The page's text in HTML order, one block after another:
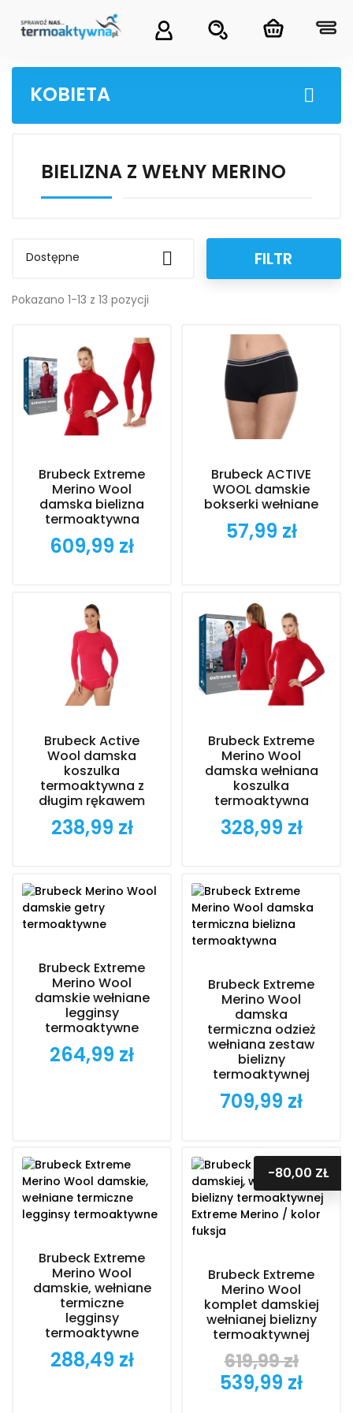
KOBIETA 
BIELIZNA Z WEŁNY MERINO
Dostępne  FILTR
Pokazano 1-13 z 13 pozycji
Brubeck Extreme
Merino Wool
damska bielizna
termoaktywna
Cena
609,99 zł
Brubeck ACTIVE
WOOL damskie
bokserki wełniane
Cena
57,99 zł
Brubeck Active
Wool damska
koszulka
termoaktywna z
długim rękawem
Cena
238,99 zł
Brubeck Extreme
Merino Wool
damska wełniana
koszulka
termoaktywna
Cena
328,99 zł
Brubeck Extreme
Merino Wool
damskie wełniane
legginsy
termoaktywne
Cena
264,99 zł
Brubeck Extreme
Merino Wool
damska
termiczna odzież
wełniana zestaw
bielizny
termoaktywnej
Cena
709,99 zł
Brubeck Extreme
Merino Wool
damskie, wełniane
termiczne
legginsy
termoaktywne
Cena
288,49 zł
Brubeck Extreme
Merino Wool
komplet damskiej
wełnianej bielizny
termoaktywnej
Cena
podstawowa
619,99 zł
-80,00 ZŁ
Cena
539,99 zł